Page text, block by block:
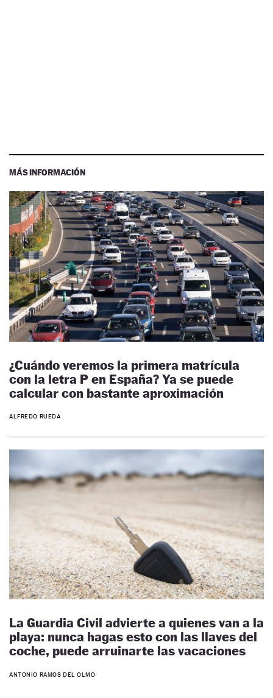
MÁS INFORMACIÓN
¿Cuándo veremos la primera matrícula
con la letra P en España? Ya se puede
calcular con bastante aproximación
ALFREDO RUEDA
La Guardia Civil advierte a quienes van a la
playa: nunca hagas esto con las llaves del
coche, puede arruinarte las vacaciones
ANTONIO RAMOS DEL OLMO